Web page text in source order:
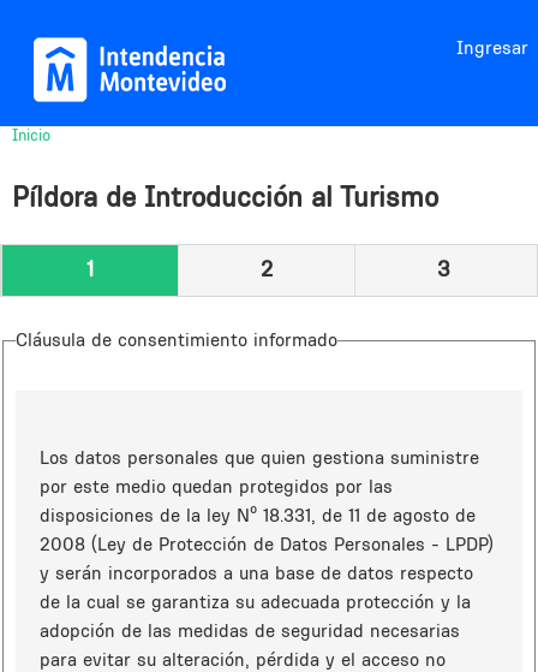
Ingresar
está
Inicio
Píldora de Introducción al Turismo
1 2 3
Cláusula de consentimiento informado
Los datos personales que quien gestiona suministre
por este medio quedan protegidos por las
disposiciones de la ley Nº 18.331, de 11 de agosto de
2008 (Ley de Protección de Datos Personales - LPDP)
y serán incorporados a una base de datos respecto
de la cual se garantiza su adecuada protección y la
adopción de las medidas de seguridad necesarias
para evitar su alteración, pérdida y el acceso no